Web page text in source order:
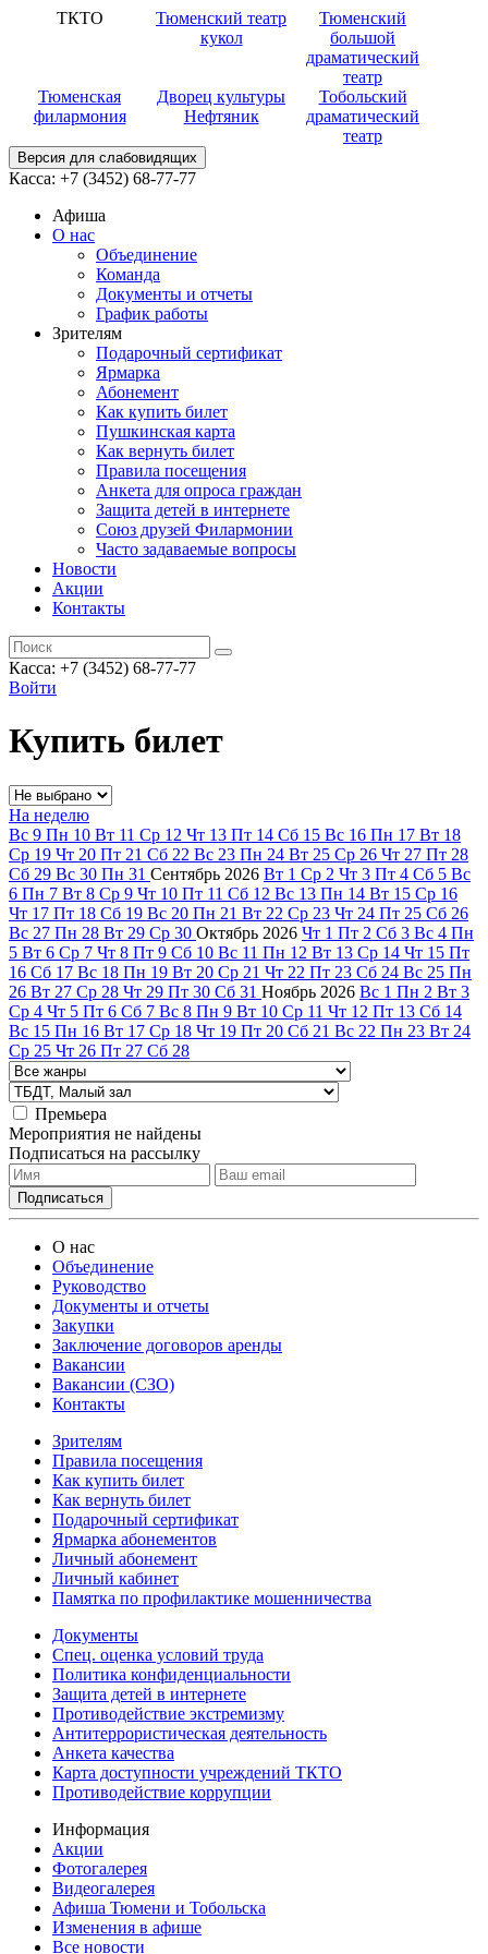
ТКТО
Тюменский театр
кукол
Тюменский
большой
драматический
театр
Тюменская
филармония
Дворец культуры
Нефтяник
Тобольский
драматический
театр
Версия для слабовидящих
Касса: +7 (3452) 68-77-77
Афиша
О нас
Объединение
Команда
Документы и отчеты
График работы
Зрителям
Подарочный сертификат
Ярмарка
Абонемент
Как купить билет
Пушкинская карта
Как вернуть билет
Правила посещения
Анкета для опроса граждан
Защита детей в интернете
Союз друзей Филармонии
Часто задаваемые вопросы
Новости
Акции
Контакты
Касса: +7 (3452) 68-77-77
Войти
Купить билет
На неделю
Вс 9 Пн 10 Вт 11 Ср 12 Чт 13 Пт 14 Сб 15 Вс 16 Пн 17 Вт 18
Ср 19 Чт 20 Пт 21 Сб 22 Вс 23 Пн 24 Вт 25 Ср 26 Чт 27 Пт 28
Сб 29 Вс 30 Пн 31 Сентябрь 2026 Вт 1 Ср 2 Чт 3 Пт 4 Сб 5 Вс
6 Пн 7 Вт 8 Ср 9 Чт 10 Пт 11 Сб 12 Вс 13 Пн 14 Вт 15 Ср 16
Чт 17 Пт 18 Сб 19 Вс 20 Пн 21 Вт 22 Ср 23 Чт 24 Пт 25 Сб 26
Вс 27 Пн 28 Вт 29 Ср 30 Октябрь 2026 Чт 1 Пт 2 Сб 3 Вс 4 Пн
5 Вт 6 Ср 7 Чт 8 Пт 9 Сб 10 Вс 11 Пн 12 Вт 13 Ср 14 Чт 15 Пт
16 Сб 17 Вс 18 Пн 19 Вт 20 Ср 21 Чт 22 Пт 23 Сб 24 Вс 25 Пн
26 Вт 27 Ср 28 Чт 29 Пт 30 Сб 31 Ноябрь 2026 Вс 1 Пн 2 Вт 3
Ср 4 Чт 5 Пт 6 Сб 7 Вс 8 Пн 9 Вт 10 Ср 11 Чт 12 Пт 13 Сб 14
Вс 15 Пн 16 Вт 17 Ср 18 Чт 19 Пт 20 Сб 21 Вс 22 Пн 23 Вт 24
Ср 25 Чт 26 Пт 27 Сб 28
Премьера
Мероприятия не найдены
Подписаться на рассылку
О нас
Объединение
Руководство
Документы и отчеты
Закупки
Заключение договоров аренды
Вакансии
Вакансии (СЗО)
Контакты
Зрителям
Правила посещения
Как купить билет
Как вернуть билет
Подарочный сертификат
Ярмарка абонементов
Личный абонемент
Личный кабинет
Памятка по профилактике мошенничества
Документы
Спец. оценка условий труда
Политика конфиденциальности
Защита детей в интернете
Противодействие экстремизму
Антитеррористическая деятельность
Анкета качества
Карта доступности учреждений ТКТО
Противодействие коррупции
Информация
Акции
Фотогалерея
Видеогалерея
Афиша Тюмени и Тобольска
Изменения в афише
Все новости